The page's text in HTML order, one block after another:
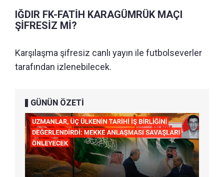
IĞDIR FK-FATİH KARAGÜMRÜK MAÇI
ŞİFRESİZ Mİ?
Karşılaşma şifresiz canlı yayın ile futbolseverler
tarafından izlenebilecek.
GÜNÜN ÖZETİ